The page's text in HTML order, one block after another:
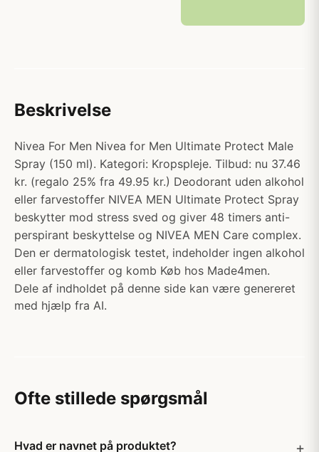
Beskrivelse
Nivea For Men Nivea for Men Ultimate Protect Male
Spray (150 ml). Kategori: Kropspleje. Tilbud: nu 37.46
kr. (regalo 25% fra 49.95 kr.) Deodorant uden alkohol
eller farvestoffer NIVEA MEN Ultimate Protect Spray
beskytter mod stress sved og giver 48 timers anti-
perspirant beskyttelse og NIVEA MEN Care complex.
Den er dermatologisk testet, indeholder ingen alkohol
eller farvestoffer og komb Køb hos Made4men.
Dele af indholdet på denne side kan være genereret
med hjælp fra AI.
Ofte stillede spørgsmål
Hvad er navnet på produktet?